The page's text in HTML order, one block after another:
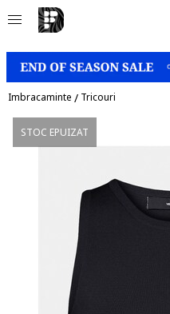
Imbracaminte / Tricouri
STOC EPUIZAT